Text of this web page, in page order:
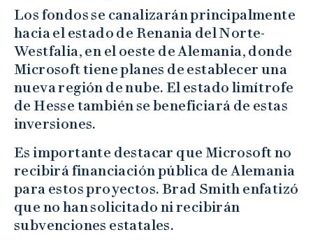
Los fondos se canalizarán principalmente
hacia el estado de Renania del Norte-
Westfalia, en el oeste de Alemania, donde
Microsoft tiene planes de establecer una
nueva región de nube. El estado limítrofe
de Hesse también se beneficiará de estas
inversiones.
Es importante destacar que Microsoft no
recibirá financiación pública de Alemania
para estos proyectos. Brad Smith enfatizó
que no han solicitado ni recibirán
subvenciones estatales.